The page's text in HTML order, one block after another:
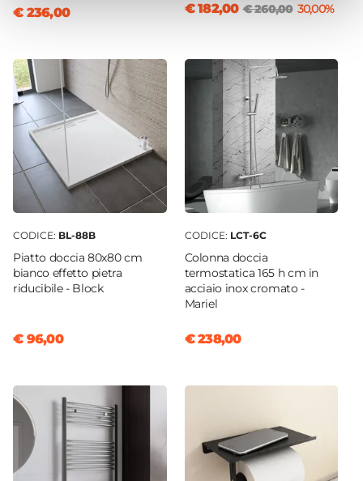
€ 236,00 € 182,00 € 260,00 30,00%
CODICE: BL-88B
Piatto doccia 80x80 cm
bianco effetto pietra
riducibile - Block
€ 96,00
CODICE: LCT-6C
Colonna doccia
termostatica 165 h cm in
acciaio inox cromato -
Mariel
€ 238,00